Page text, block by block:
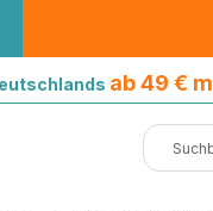
ab 49 €